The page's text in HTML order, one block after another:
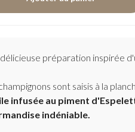
préparation inspirée
sont saisis à la
infusée au piment
indéniable.